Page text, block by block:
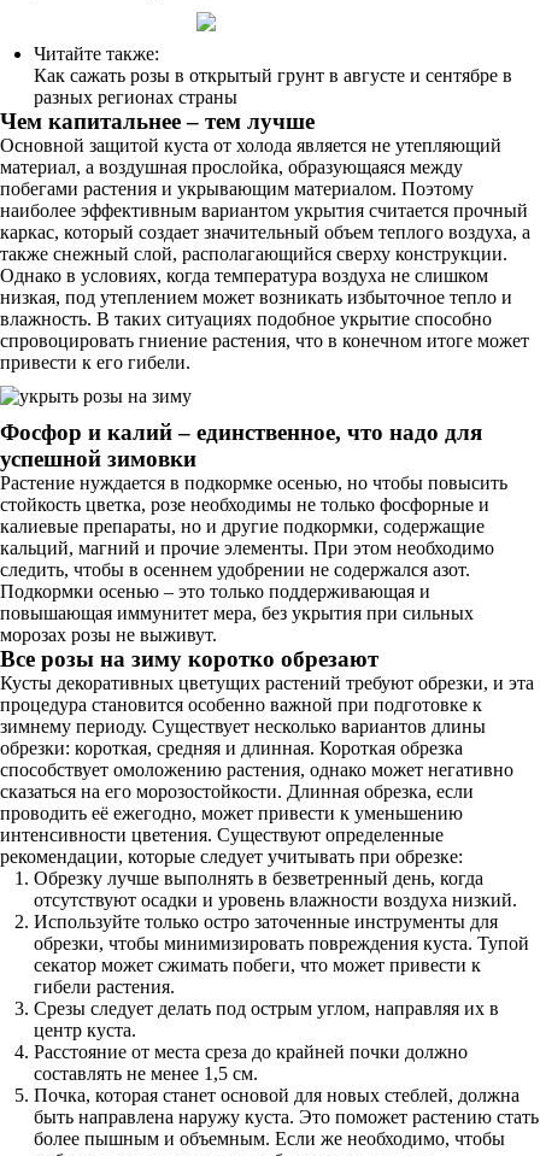
Читайте также:
Как сажать розы в открытый грунт в августе и сентябре в
разных регионах страны
Чем капитальнее – тем лучше
Основной защитой куста от холода является не утепляющий
материал, а воздушная прослойка, образующаяся между
побегами растения и укрывающим материалом. Поэтому
наиболее эффективным вариантом укрытия считается прочный
каркас, который создает значительный объем теплого воздуха, а
также снежный слой, располагающийся сверху конструкции.
Однако в условиях, когда температура воздуха не слишком
низкая, под утеплением может возникать избыточное тепло и
влажность. В таких ситуациях подобное укрытие способно
спровоцировать гниение растения, что в конечном итоге может
привести к его гибели.
Фосфор и калий – единственное, что надо для
успешной зимовки
Растение нуждается в подкормке осенью, но чтобы повысить
стойкость цветка, розе необходимы не только фосфорные и
калиевые препараты, но и другие подкормки, содержащие
кальций, магний и прочие элементы. При этом необходимо
следить, чтобы в осеннем удобрении не содержался азот.
Подкормки осенью – это только поддерживающая и
повышающая иммунитет мера, без укрытия при сильных
морозах розы не выживут.
Все розы на зиму коротко обрезают
Кусты декоративных цветущих растений требуют обрезки, и эта
процедура становится особенно важной при подготовке к
зимнему периоду. Существует несколько вариантов длины
обрезки: короткая, средняя и длинная. Короткая обрезка
способствует омоложению растения, однако может негативно
сказаться на его морозостойкости. Длинная обрезка, если
проводить её ежегодно, может привести к уменьшению
интенсивности цветения. Существуют определенные
рекомендации, которые следует учитывать при обрезке:
Обрезку лучше выполнять в безветренный день, когда
отсутствуют осадки и уровень влажности воздуха низкий.
Используйте только остро заточенные инструменты для
обрезки, чтобы минимизировать повреждения куста. Тупой
секатор может сжимать побеги, что может привести к
гибели растения.
Срезы следует делать под острым углом, направляя их в
центр куста.
Расстояние от места среза до крайней почки должно
составлять не менее 1,5 см.
Почка, которая станет основой для новых стеблей, должна
быть направлена наружу куста. Это поможет растению стать
более пышным и объемным. Если же необходимо, чтобы